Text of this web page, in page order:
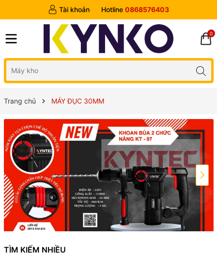
Tài khoản Hotline 0868576403
0
Trang chủ MÁY ĐỤC 30MM
TÌM KIẾM NHIỀU